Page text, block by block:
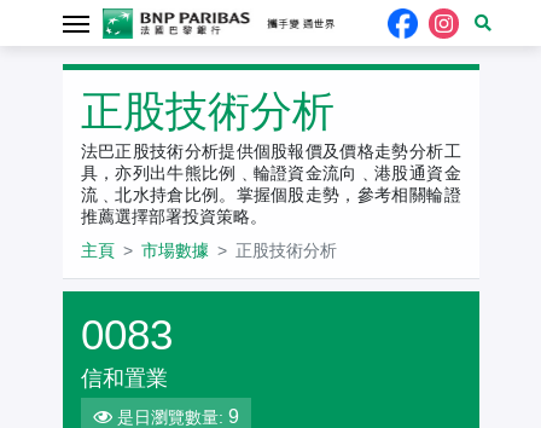
正股技術分析
法巴正股技術分析提供個股報價及價格走勢分析工
具，亦列出牛熊比例﹑輪證資金流向﹑港股通資金
流﹑北水持倉比例。掌握個股走勢，參考相關輪證
推薦選擇部署投資策略。
主頁
市場數據 正股技術分析
0083
信和置業
是日瀏覽數量: 9